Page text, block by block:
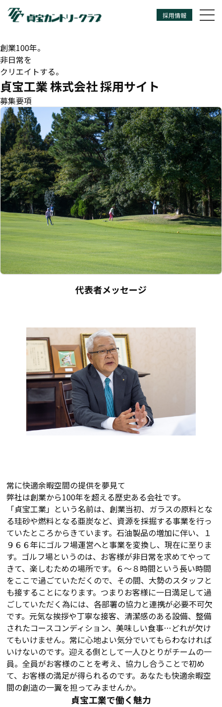
採用情報
創業100年。
非日常を
クリエイトする。
貞宝工業 株式会社 採用サイト
募集要項
代表者メッセージ
常に快適余暇空間の提供を夢見て
弊社は創業から100年を超える歴史ある会社です。
「貞宝工業」という名前は、創業当初、ガラスの原料とな
る珪砂や燃料となる亜炭など、資源を採掘する事業を行っ
ていたところからきています。石油製品の増加に伴い、１
９６６年にゴルフ場運営へと事業を変換し、現在に至りま
す。ゴルフ場というのは、お客様が非日常を求めてやって
きて、楽しむための場所です。６～８時間という長い時間
をここで過ごていただくので、その間、大勢のスタッフと
も接することになります。つまりお客様に一日満足して過
ごしていただく為には、各部署の協力と連携が必要不可欠
です。元気な挨拶や丁寧な接客、清潔感のある設備、整備
されたコースコンディション、美味しい食事…どれが欠け
てもいけません。常に心地よい気分でいてもらわなければ
いけないのです。迎える側として一人ひとりがチームの一
員。全員がお客様のことを考え、協力し合うことで初め
て、お客様の満足が得られるのです。あなたも快適余暇空
間の創造の一翼を担ってみませんか。
貞宝工業で働く魅力